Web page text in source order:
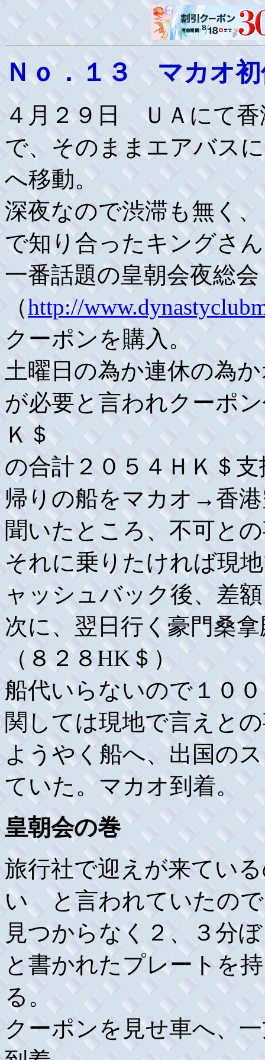
Ｎｏ．１３ マカオ
４月２９日 ＵＡにて香
で、そのままエアバス
へ移動。
深夜なので渋滞も無く
で知り合ったキングさ
一番話題の皇朝会夜総会
（http://
クーポンを購入。
土曜日の為か連休の為
が必要と言われクーポ
Ｋ＄
の合計２０５４ＨＫ＄
帰りの船をマカオ→香
聞いたところ、不可と
それに乗りたければ現
ャッシュバック後、差
次に、翌日行く豪門桑
（８２８HK＄）
船代いらないので１０
関しては現地で言えと
ようやく船へ、出国の
ていた。マカオ到着。
皇朝会の巻
旅行社で迎えが来てい
い と言われていたの
見つからなく２、３分
と書かれたプレートを
る。
クーポンを見せ車へ、